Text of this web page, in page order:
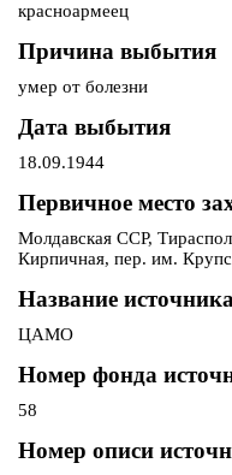
красноармеец
Причина выбытия
умер от болезни
Дата выбытия
18.09.1944
Первичное место
Молдавская ССР,
Кирпичная, пер. им.
Название
ЦАМО
Номер фонда
58
Номер описи